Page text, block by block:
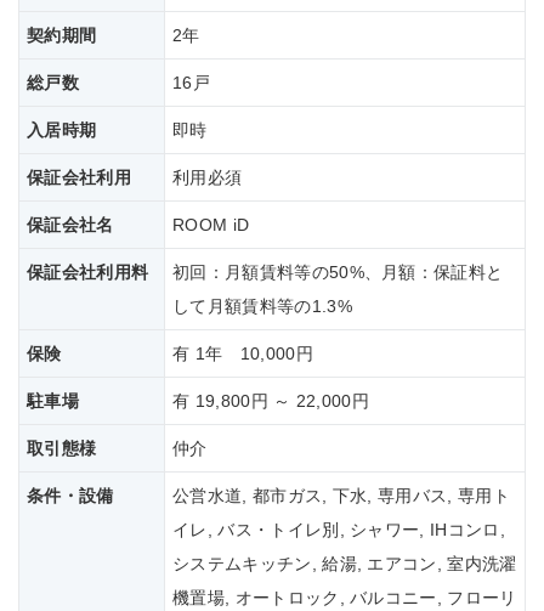
契約期間 2年
総戸数 16戸
入居時期 即時
保証会社利用 利用必須
保証会社名 ROOM iD
保証会社利用料
初回：月額賃料等の50%、月額：保証料と
して月額賃料等の1.3%
保険 有 1年 10,000円
駐車場 有 19,800円 ～ 22,000円
取引態様 仲介
条件・設備
公営水道, 都市ガス, 下水, 専用バス, 専用ト
イレ, バス・トイレ別, シャワー, IHコンロ,
システムキッチン, 給湯, エアコン, 室内洗濯
機置場, オートロック, バルコニー, フローリ